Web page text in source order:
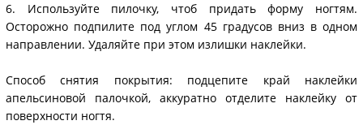
6. Используйте пилочку, чтоб придать форму ногтям.
Осторожно подпилите под углом 45 градусов вниз в одном
направлении. Удаляйте при этом излишки наклейки.
Способ снятия покрытия: подцепите край наклейки
апельсиновой палочкой, аккуратно отделите наклейку от
поверхности ногтя.